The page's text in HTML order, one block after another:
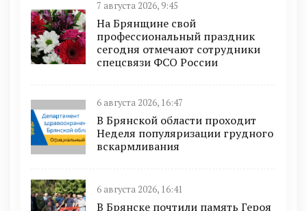
7 августа 2026, 9:45
На Брянщине свой
профессиональный праздник
сегодня отмечают сотрудники
спецсвязи ФСО России
6 августа 2026, 16:47
В Брянской области проходит
Неделя популяризации грудного
вскармливания
6 августа 2026, 16:41
В Брянске почтили память Героя